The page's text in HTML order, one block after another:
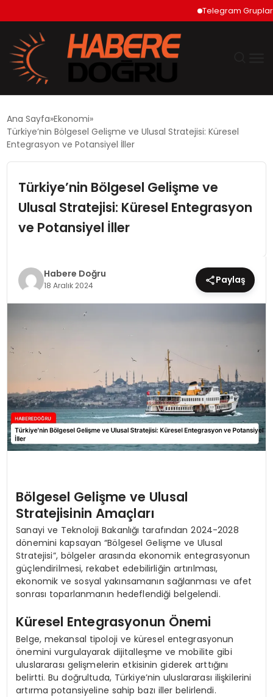
Telegram Grupları
EKONOMİ
DÜNYA
SPOR
EĞİTİM
SAĞLIK
YAŞAM
Ana Sayfa Ekonomi
Türkiye’nin Bölgesel Gelişme ve Ulusal Stratejisi: Küresel
Entegrasyon ve Potansiyel İller
Türkiye’nin Bölgesel Gelişme ve
Ulusal Stratejisi: Küresel Entegrasyon
ve Potansiyel İller
Habere Doğru
18 Aralık 2024 Paylaş
Bölgesel Gelişme ve Ulusal
Stratejisinin Amaçları
Sanayi ve Teknoloji Bakanlığı tarafından 2024-2028
dönemini kapsayan “Bölgesel Gelişme ve Ulusal
Stratejisi”, bölgeler arasında ekonomik entegrasyonun
güçlendirilmesi, rekabet edebilirliğin artırılması,
ekonomik ve sosyal yakınsamanın sağlanması ve afet
sonrası toparlanmanın hedeflendiği belgelendi.
Küresel Entegrasyonun Önemi
Belge, mekansal tipoloji ve küresel entegrasyonun
önemini vurgulayarak dijitalleşme ve mobilite gibi
uluslararası gelişmelerin etkisinin giderek arttığını
belirtti. Bu doğrultuda, Türkiye’nin uluslararası ilişkilerini
artırma potansiyeline sahip bazı iller belirlendi.